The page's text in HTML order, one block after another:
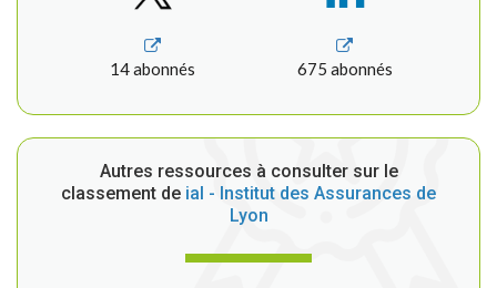
14 abonnés 675 abonnés
Autres ressources à consulter sur le
classement de ial - Institut des Assurances de
Lyon